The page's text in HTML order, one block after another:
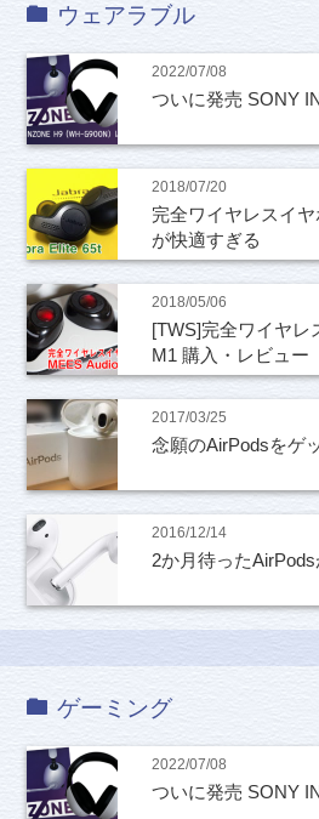
ウェアラブル
2022/07/08
ついに発売 SONY
2018/07/20
完全ワイヤレスイヤ
が快適すぎる
2018/05/06
[TWS]完全ワイヤレ
M1 購入・レビュー
2017/03/25
念願のAirPodsをゲ
2016/12/14
2か月待ったAirPods
ゲーミング
2022/07/08
ついに発売 SONY